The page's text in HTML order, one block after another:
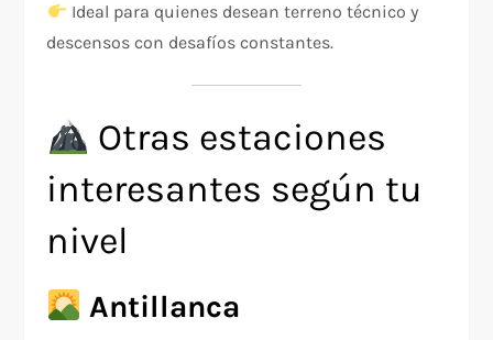
Ideal para quienes desean terreno técnico y
descensos con desafíos constantes.
Otras estaciones
interesantes según tu
nivel
Antillanca